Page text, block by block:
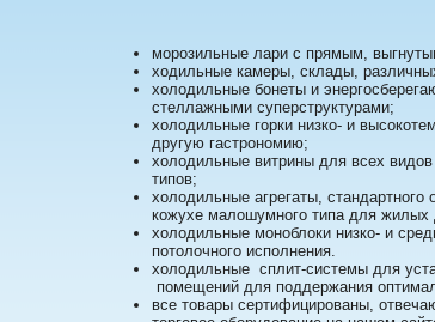
морозильные лари с прямым,
ходильные камеры, склады,
холодильные бонеты и
стеллажными суперструктурами;
холодильные горки низко- и
другую гастрономию;
холодильные витрины для всех видов
типов;
холодильные агрегаты, стандартного
кожухе малошумного типа для жилых
холодильные моноблоки низко- и
потолочного исполнения.
холодильные сплит-системы для
помещений для поддержания
все товары сертифицированы,